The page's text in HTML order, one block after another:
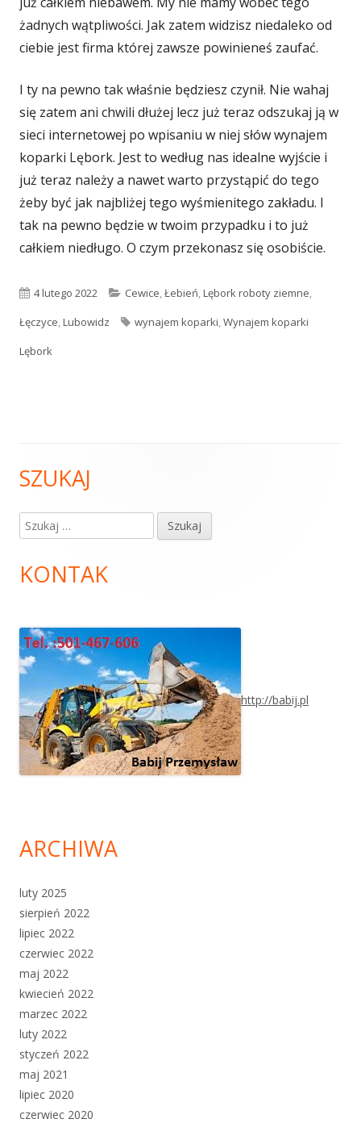
żadnych wątpliwości. Jak zatem widzisz niedaleko od
ciebie jest firma której zawsze powinieneś zaufać.
I ty na pewno tak właśnie będziesz czynił. Nie wahaj
się zatem ani chwili dłużej lecz już teraz odszukaj ją w
sieci internetowej po wpisaniu w niej słów wynajem
koparki Lębork. Jest to według nas idealne wyjście i
już teraz należy a nawet warto przystąpić do tego
żeby być jak najbliżej tego wyśmienitego zakładu. I
tak na pewno będzie w twoim przypadku i to już
całkiem niedługo. O czym przekonasz się osobiście.
Opublikowano
4 lutego 2022 Kategorie
Cewice,Łebień,Lębork roboty ziemne,
Łęczyce,Lubowidz Tagi
wynajem koparki,Wynajem koparki
Lębork
Główny
panel
SZUKAJ
Szukaj:
KONTAK
http://babij.pl
ARCHIWA
luty 2025
sierpień 2022
lipiec 2022
czerwiec 2022
maj 2022
kwiecień 2022
marzec 2022
luty 2022
styczeń 2022
maj 2021
lipiec 2020
czerwiec 2020